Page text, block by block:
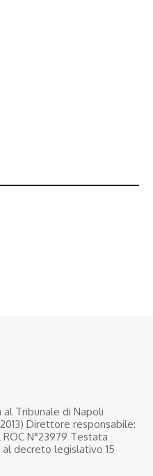
Tribunale di Napoli
Direttore responsabile:
N°23979 Testata
decreto legislativo 15